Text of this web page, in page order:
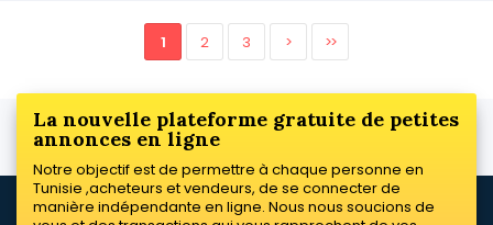
1 2 3 > >>
La nouvelle plateforme gratuite de petites
annonces en ligne
Notre objectif est de permettre à chaque personne en
Tunisie ,acheteurs et vendeurs, de se connecter de
manière indépendante en ligne. Nous nous soucions de